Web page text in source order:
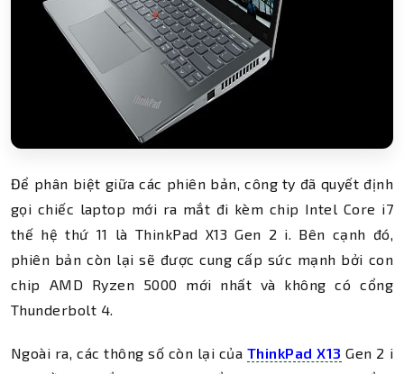
Để phân biệt giữa các phiên bản, công ty đã quyết định
gọi chiếc laptop mới ra mắt đi kèm chip Intel Core i7
thế hệ thứ 11 là ThinkPad X13 Gen 2 i. Bên cạnh đó,
phiên bản còn lại sẽ được cung cấp sức mạnh bởi con
chip AMD Ryzen 5000 mới nhất và không có cổng
Thunderbolt 4.
Ngoài ra, các thông số còn lại của ThinkPad X13 Gen 2 i